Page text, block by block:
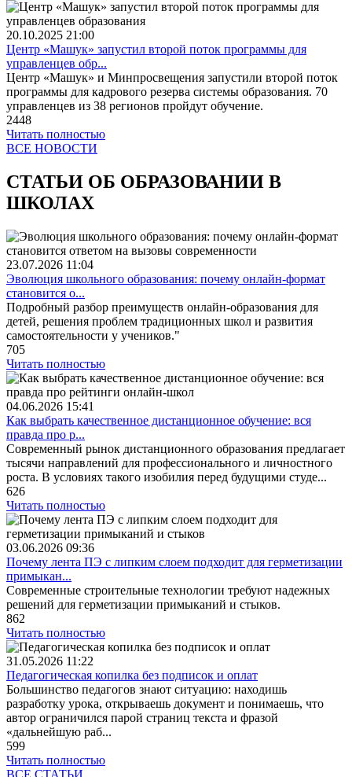
20.10.2025 21:00
Центр «Машук» запустил второй поток программы для
управленцев обр...
Центр «Машук» и Минпросвещения запустили второй поток
программы для кадрового резерва системы образования. 70
управленцев из 38 регионов пройдут обучение.
2448
Читать полностью
ВСЕ НОВОСТИ
СТАТЬИ ОБ ОБРАЗОВАНИИ В
ШКОЛАХ
23.07.2026 11:04
Эволюция школьного образования: почему онлайн-формат
становится о...
Подробный разбор преимуществ онлайн-образования для
детей, решения проблем традиционных школ и развития
самостоятельности у учеников."
705
Читать полностью
04.06.2026 15:41
Как выбрать качественное дистанционное обучение: вся
правда про р...
Современный рынок дистанционного образования предлагает
тысячи направлений для профессионального и личностного
роста. В условиях такого изобилия перед будущими студе...
626
Читать полностью
03.06.2026 09:36
Почему лента ПЭ с липким слоем подходит для герметизации
примыкан...
Современные строительные технологии требуют надежных
решений для герметизации примыканий и стыков.
862
Читать полностью
31.05.2026 11:22
Педагогическая копилка без подписок и оплат
Большинство педагогов знают ситуацию: находишь
разработку урока, открываешь документ и понимаешь, что
автор ограничился парой страниц текста и фразой
«дальнейшую раб...
599
Читать полностью
ВСЕ СТАТЬИ